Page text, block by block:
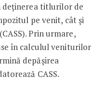
titlurilor de
pe venit, cât și
Prin urmare,
în calculul veniturilor
depășirea
CASS.